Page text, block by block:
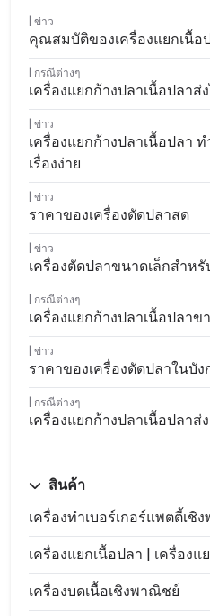
ข่าว
คุณสมบัติของเครื่องแยกเนื้อ
กรณีต่างๆ
เครื่องแยกก้างปลาเนื้อปลาส่
ข่าว
เครื่องแยกก้างปลาเนื้อปลา
เรื่องง่าย
ข่าว
ราคาของเครื่องตัดปลาสด
ข่าว
เครื่องตัดปลาขนาดเล็กสำห
กรณีต่างๆ
เครื่องแยกก้างปลาเนื้อปลาข
ข่าว
ราคาของเครื่องตัดปลาในบัง
กรณีต่างๆ
เครื่องแยกก้างปลาเนื้อปลาส่
สินค้า
เครื่องทำเบอร์เกอร์แพตตี้เ
เครื่องแยกเนื้อปลา | เครื่อง
เครื่องบดเนื้อเชิงพาณิชย์